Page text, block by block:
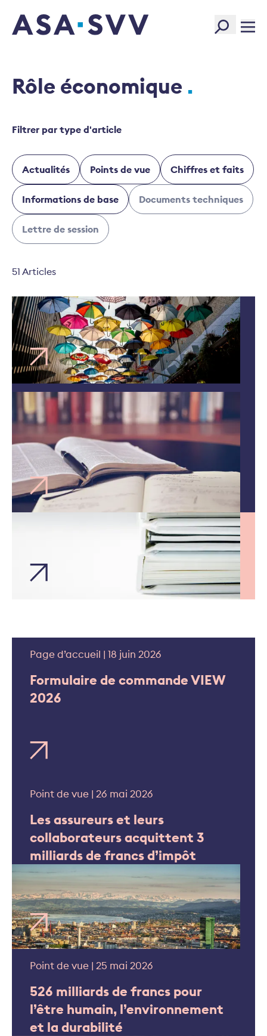
SVV Logo
Rôle économique
Filtrer par type d'article
Actualités Points de vue Chiffres et faits
Informations de base Documents techniques
Lettre de session
51 Articles
Rapport de l'ASA | 18 juin 2026
Insurance Compass
Switzerland 2026
Étude | 16 juin 2026
Les compétences de demain:
une étude pointe les
nouvelles attentes en
assurance
Chiffres-clés financiers | 5 février 2026
Volume des primes sur le
marché suisse de l’assurance
Page d’accueil | 18 juin 2026
Formulaire de commande VIEW
2026
Point de vue | 26 mai 2026
Les assureurs et leurs
collaborateurs acquittent 3
milliards de francs d’impôt
Point de vue | 25 mai 2026
526 milliards de francs pour
l’être humain, l’environnement
et la durabilité